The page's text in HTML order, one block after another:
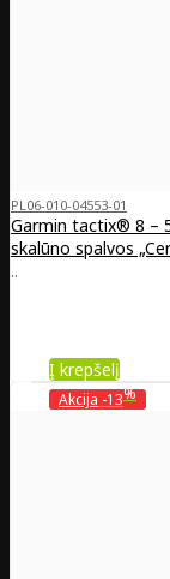
PL06-010-04553-01
Garmin tactix® 8 –
skalūno spalvos
..
Į krepšelį
Akcija -13%